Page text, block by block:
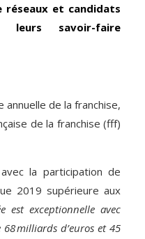
et candidats
leurs savoir-faire
de la franchise,
de la franchise (fff)
la participation de
2019 supérieure aux
est exceptionnelle avec
milliards d’euros et 45